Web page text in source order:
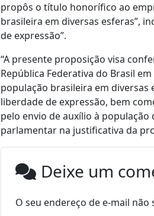
propôs o título honorífico ao
brasileira em diversas esferas”,
de expressão”.
“A presente proposição visa
República Federativa do Brasil
população brasileira em
liberdade de expressão, bem
pelo envio de auxílio à população
parlamentar na justificativa da
Deixe um
O seu endereço de e-mail não